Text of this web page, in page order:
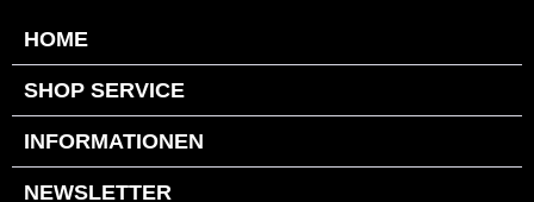
HOME
SHOP SERVICE
INFORMATIONEN
NEWSLETTER